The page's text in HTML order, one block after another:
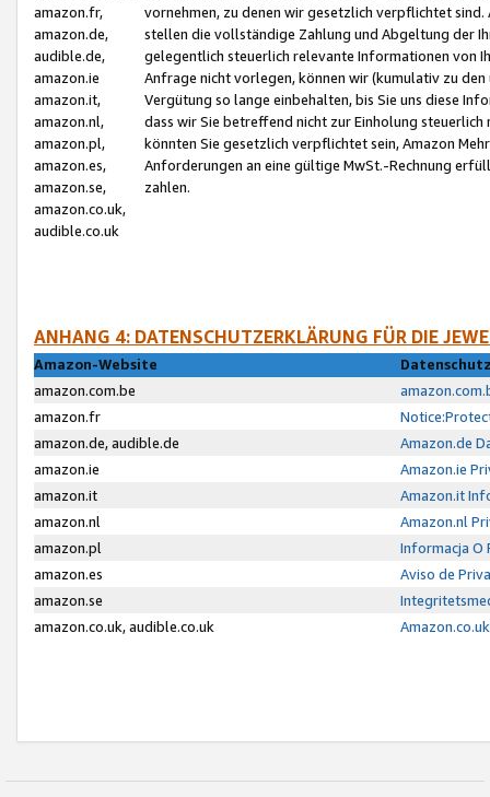
amazon.fr,
amazon.de,
audible.de,
amazon.ie
amazon.it,
amazon.nl,
amazon.pl,
amazon.es,
amazon.se,
amazon.co.uk,
audible.co.uk
vornehmen, zu denen wir gesetzlich verpflichtet
stellen die vollständige Zahlung und Abgeltung der
gelegentlich steuerlich relevante Informationen von
Anfrage nicht vorlegen, können wir (kumulativ zu
Vergütung so lange einbehalten, bis Sie uns diese
dass wir Sie betreffend nicht zur Einholung
könnten Sie gesetzlich verpflichtet sein, Amazon
Anforderungen an eine gültige MwSt.-Rechnung
zahlen.
ANHANG 4: DATENSCHUTZERKLÄRUNG FÜR DIE
Amazon-Website
amazon.com.be
amazon.fr
amazon.de, audible.de
Amazon.de
amazon.ie
Amazon.ie
amazon.it
Amazon.it
amazon.nl
Amazon.nl
amazon.pl
Informacja O
amazon.es
Aviso de
amazon.se
amazon.co.uk, audible.co.uk